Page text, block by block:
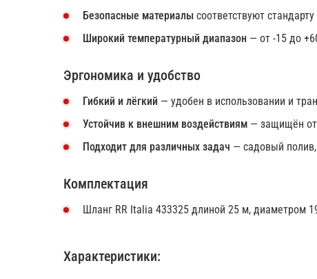
Безопасные материалы соответствуют
Широкий температурный диапазон — от -15 до
Эргономика и удобство
Гибкий и лёгкий — удобен в использовании и
Устойчив к внешним воздействиям — защищён от
Подходит для различных задач — садовый
Комплектация
Шланг RR Italia 433325 длиной 25 м, диаметром
Характеристики: